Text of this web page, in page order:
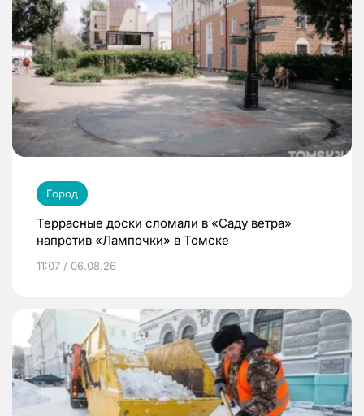
Город
Террасные доски сломали в «Саду ветра»
напротив «Лампочки» в Томске
11:07 / 06.08.26